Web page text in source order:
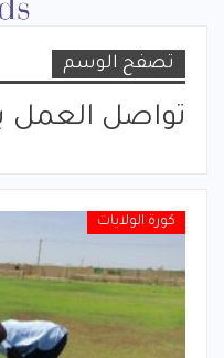
تصفح الوسم
تواصل العمل
كورة الولايات